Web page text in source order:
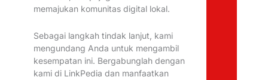
memajukan komunitas digital lokal.
Sebagai langkah tindak lanjut, kami
mengundang Anda untuk mengambil
kesempatan ini. Bergabunglah dengan
kami di LinkPedia dan manfaatkan